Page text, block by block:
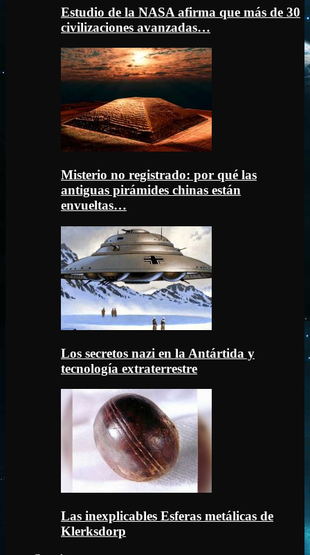
Estudio de la NASA afirma que más de 30
civilizaciones avanzadas…
Misterio no registrado: por qué las
antiguas pirámides chinas están
envueltas…
Los secretos nazi en la Antártida y
tecnología extraterrestre
Las inexplicables Esferas metálicas de
Klerksdorp